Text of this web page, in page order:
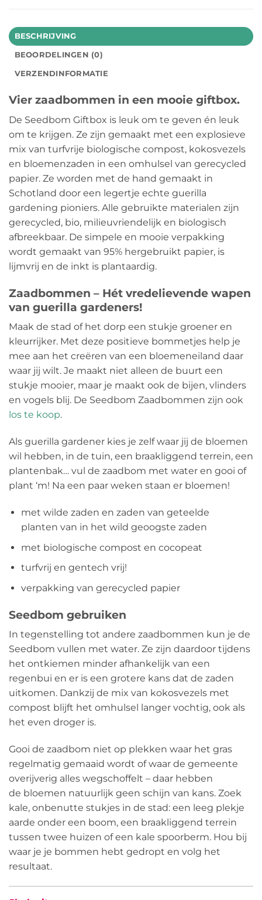
BESCHRIJVING
BEOORDELINGEN (0)
VERZENDINFORMATIE
Vier zaadbommen in een mooie giftbox.
De Seedbom Giftbox is leuk om te geven én leuk
om te krijgen. Ze zijn gemaakt met een explosieve
mix van turfvrije biologische compost, kokosvezels
en bloemenzaden in een omhulsel van gerecycled
papier. Ze worden met de hand gemaakt in
Schotland door een legertje echte guerilla
gardening pioniers. Alle gebruikte materialen zijn
gerecycled, bio, milieuvriendelijk en biologisch
afbreekbaar. De simpele en mooie verpakking
wordt gemaakt van 95% hergebruikt papier, is
lijmvrij en de inkt is plantaardig.
Zaadbommen – Hét vredelievende wapen
van guerilla gardeners!
Maak de stad of het dorp een stukje groener en
kleurrijker. Met deze positieve bommetjes help je
mee aan het creëren van een bloemeneiland daar
waar jij wilt. Je maakt niet alleen de buurt een
stukje mooier, maar je maakt ook de bijen, vlinders
en vogels blij. De Seedbom Zaadbommen zijn ook
los te koop.
Als guerilla gardener kies je zelf waar jij de bloemen
wil hebben, in de tuin, een braakliggend terrein, een
plantenbak… vul de zaadbom met water en gooi of
plant ‘m! Na een paar weken staan er bloemen!
met wilde zaden en zaden van geteelde
planten van in het wild geoogste zaden
met biologische compost en cocopeat
turfvrij en gentech vrij!
verpakking van gerecycled papier
Seedbom gebruiken
In tegenstelling tot andere zaadbommen kun je de
Seedbom vullen met water. Ze zijn daardoor tijdens
het ontkiemen minder afhankelijk van een
regenbui en er is een grotere kans dat de zaden
uitkomen. Dankzij de mix van kokosvezels met
compost blijft het omhulsel langer vochtig, ook als
het even droger is.
Gooi de zaadbom niet op plekken waar het gras
regelmatig gemaaid wordt of waar de gemeente
overijverig alles wegschoffelt – daar hebben
de bloemen natuurlijk geen schijn van kans. Zoek
kale, onbenutte stukjes in de stad: een leeg plekje
aarde onder een boom, een braakliggend terrein
tussen twee huizen of een kale spoorberm. Hou bij
waar je je bommen hebt gedropt en volg het
resultaat.